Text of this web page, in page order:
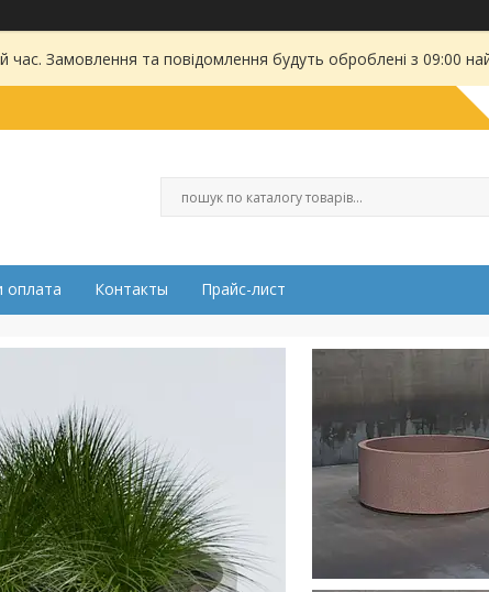
час. Замовлення та повідомлення будуть оброблені з 09:00
оплата Контакты Прайс-лист